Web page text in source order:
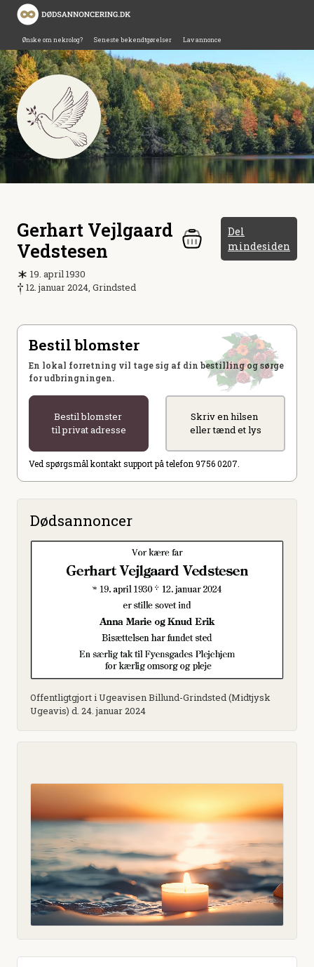
Ønske om nekrolog? Seneste bekendtgørelser Lav annonce
Gerhart Vejlgaard
Vedstesen
Del
mindesiden
19. april 1930
12. januar 2024, Grindsted
Bestil blomster
En lokal forretning vil tage sig af din bestilling og sørge
for udbringningen.
Bestil blomster
til privat adresse
Skriv en hilsen
eller tænd et lys
Ved spørgsmål kontakt support på telefon 9756 0207.
Dødsannoncer
Offentligtgjort i Ugeavisen Billund-Grindsted (Midtjysk
Ugeavis) d. 24. januar 2024